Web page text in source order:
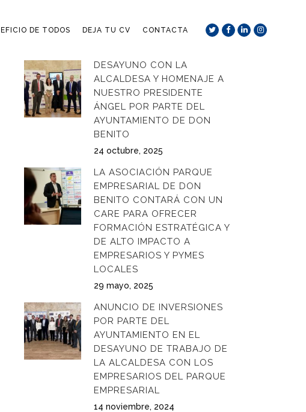
DE TODOS DEJA TU CV CONTACTA
DESAYUNO CON LA
ALCALDESA Y HOMENAJE A
NUESTRO PRESIDENTE
ÁNGEL POR PARTE DEL
AYUNTAMIENTO DE DON
BENITO
24 octubre, 2025
LA ASOCIACIÓN PARQUE
EMPRESARIAL DE DON
BENITO CONTARÁ CON UN
CARE PARA OFRECER
FORMACIÓN ESTRATÉGICA Y
DE ALTO IMPACTO A
EMPRESARIOS Y PYMES
LOCALES
29 mayo, 2025
ANUNCIO DE INVERSIONES
POR PARTE DEL
AYUNTAMIENTO EN EL
DESAYUNO DE TRABAJO DE
LA ALCALDESA CON LOS
EMPRESARIOS DEL PARQUE
EMPRESARIAL
14 noviembre, 2024